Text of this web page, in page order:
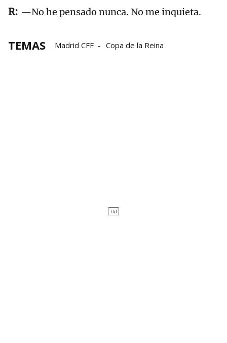
—No he pensado nunca. No me inquieta.
TEMAS Madrid CFF Copa de la Reina